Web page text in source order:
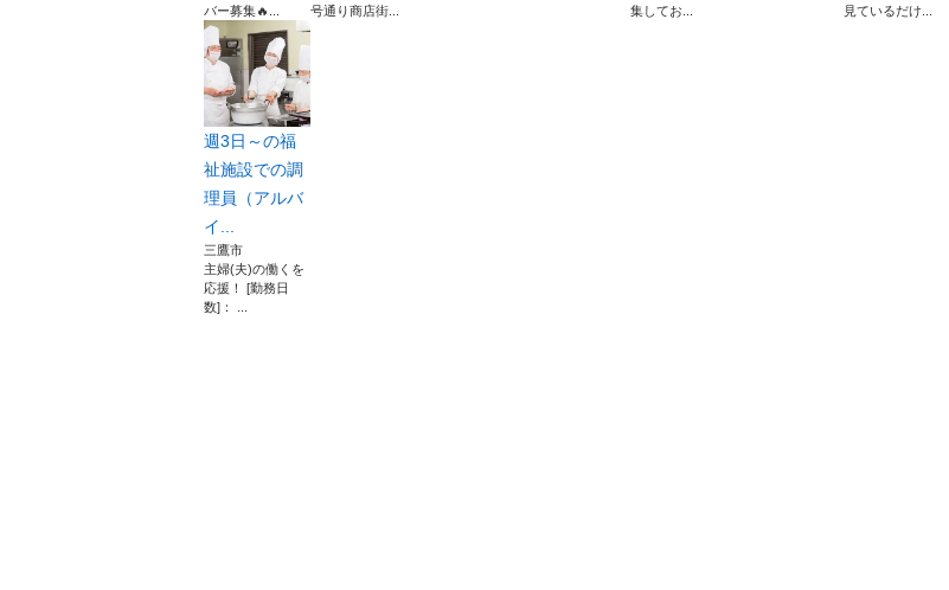
バー募集🔥...
号通り商店街...
集してお...
見ているだけ...
週3日～の福
祉施設での調
理員（アルバ
イ...
三鷹市
主婦(夫)の働くを
応援！ [勤務日
数]： ...